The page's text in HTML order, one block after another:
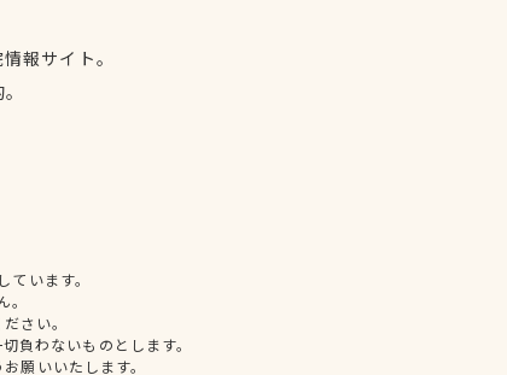
報サイト。
います。
さい。
負わないものとします。
願いいたします。